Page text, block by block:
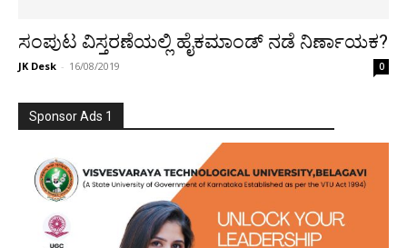
ಸಂಪುಟ ವಿಸ್ತರಣೆಯಲ್ಲಿ ಹೈಕಮಾಂಡ್‌ ನಡೆ ನಿರ್ಣಾಯಕ?
JK Desk - 16/08/2019 0
Sponsor Ads 1